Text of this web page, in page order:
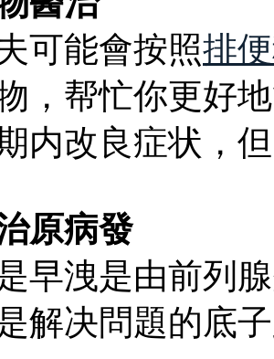
可能會按照排
，帮忙你更好
内改良症状，
原病發
早洩是由前列
解决問題的底